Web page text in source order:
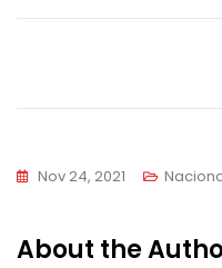
de
Nov 24, 2021
About the